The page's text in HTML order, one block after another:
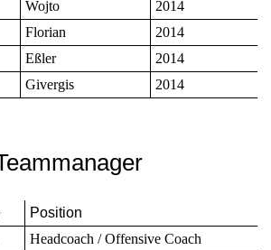
Wojto
2014
Florian
2014
Eßler
2014
Givergis 2014
Position
Headcoach / Offensive Coach